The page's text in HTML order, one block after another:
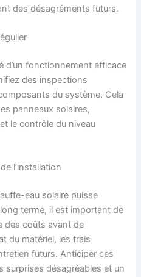
des désagréments futurs.
d’un fonctionnement efficace
des inspections
du système. Cela
panneaux solaires,
le contrôle du niveau
l’installation
eau solaire puisse
terme, il est important de
des coûts avant de
du matériel, les frais
futurs. Anticiper ces
surprises désagréables et un